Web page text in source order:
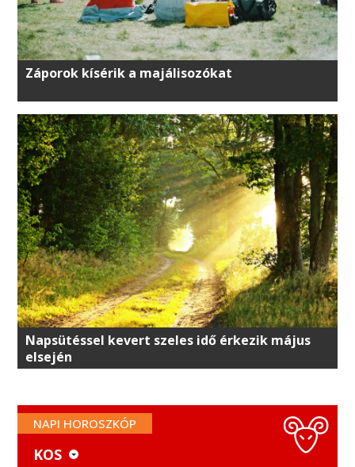
Záporok kísérik a majálisozókat
Napsütéssel kevert szeles idő érkezik május
elsején
NAPI HOROSZKÓP
KOS